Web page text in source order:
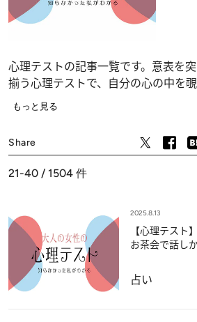
心理テストの記事一覧です。意表を
揃う心理テストで、自分の心の中を
恋愛、仕事、人間関係の深層心理……
もっと見る
Share
21-40 / 1504 件
2025.8.13
【心理テスト
お茶会で話し
占い